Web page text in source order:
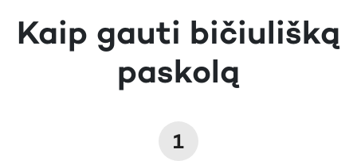
Kaip gauti bičiulišką
paskolą
1